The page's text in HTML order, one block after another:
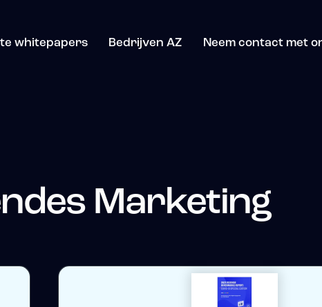
whitepapers Bedrijven AZ Neem contact met
Marketing